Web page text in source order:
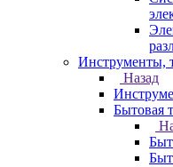
Инструменты,
Назад
Бытовая